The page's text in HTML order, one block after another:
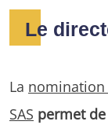
Le
La nomination
SAS permet